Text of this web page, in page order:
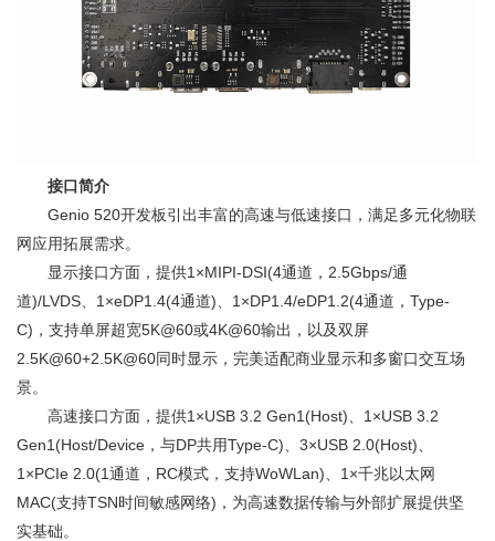
接口简介
Genio 520开发板引出丰富的高速与低速接口，满足多元化物联
网应用拓展需求。
显示接口方面，提供1×MIPI-DSI(4通道，2.5Gbps/通
道)/LVDS、1×eDP1.4(4通道)、1×DP1.4/eDP1.2(4通道，Type-
C)，支持单屏超宽5K@60或4K@60输出，以及双屏
2.5K@60+2.5K@60同时显示，完美适配商业显示和多窗口交互场
景。
高速接口方面，提供1×USB 3.2 Gen1(Host)、1×USB 3.2
Gen1(Host/Device，与DP共用Type-C)、3×USB 2.0(Host)、
1×PCIe 2.0(1通道，RC模式，支持WoWLan)、1×千兆以太网
MAC(支持TSN时间敏感网络)，为高速数据传输与外部扩展提供坚
实基础。